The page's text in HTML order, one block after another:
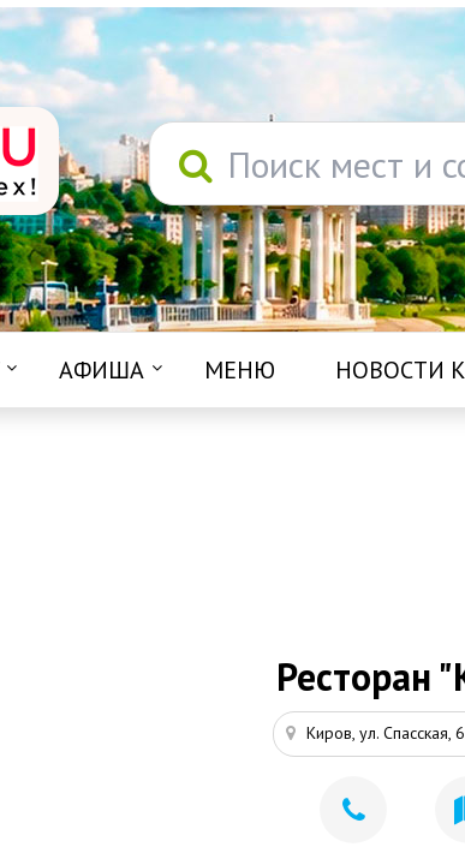
Поиск мест и
АФИША МЕНЮ НОВОСТИ
Ресторан
Киров, ул. Спасская,